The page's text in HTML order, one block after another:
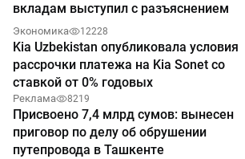
вкладам выступил с разъяснением
Экономика 12228
Kia Uzbekistan опубликовала условия
рассрочки платежа на Kia Sonet со
ставкой от 0% годовых
Реклама 8219
Присвоено 7,4 млрд сумов: вынесен
приговор по делу об обрушении
путепровода в Ташкенте